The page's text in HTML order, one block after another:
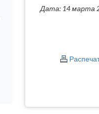
Дата: 14 марта